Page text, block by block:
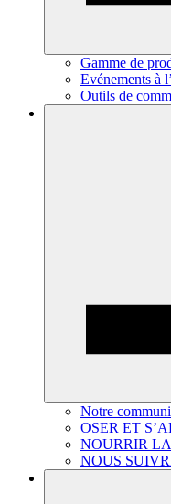
Gamme de
Evénements à
Outils de
Notre
OSER ET
NOURRIR
NOUS